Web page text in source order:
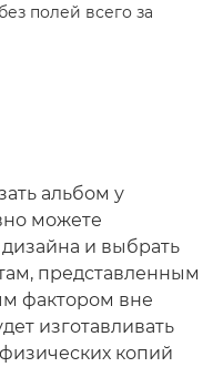
полей всего за
альбом у
можете
и выбрать
представленным
фактором вне
изготавливать
копий